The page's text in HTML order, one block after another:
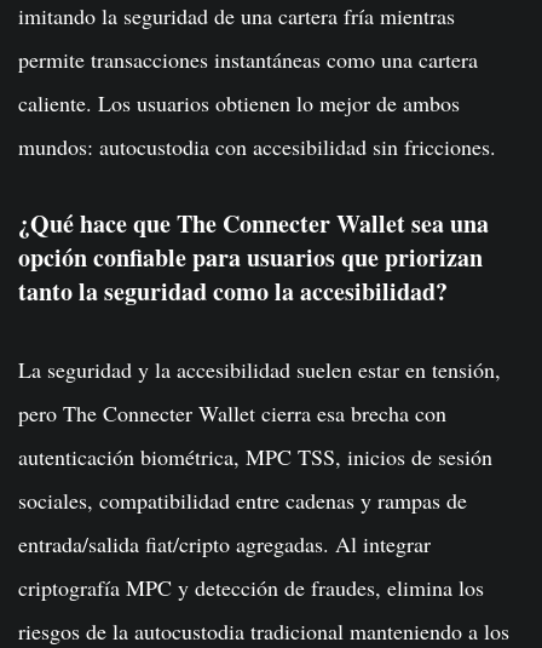
imitando la seguridad de una cartera fría mientras
permite transacciones instantáneas como una cartera
caliente. Los usuarios obtienen lo mejor de ambos
mundos: autocustodia con accesibilidad sin fricciones.
¿Qué hace que The Connecter Wallet sea una
opción confiable para usuarios que priorizan
tanto la seguridad como la accesibilidad?
La seguridad y la accesibilidad suelen estar en tensión,
pero The Connecter Wallet cierra esa brecha con
autenticación biométrica, MPC TSS, inicios de sesión
sociales, compatibilidad entre cadenas y rampas de
entrada/salida fiat/cripto agregadas. Al integrar
criptografía MPC y detección de fraudes, elimina los
riesgos de la autocustodia tradicional manteniendo a los